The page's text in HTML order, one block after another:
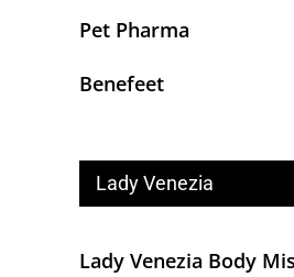
Pet Pharma
Benefeet
Lady Venezia
Lady Venezia Body